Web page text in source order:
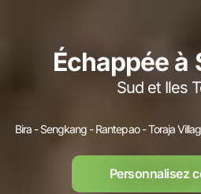
Échappée à
Sud et Iles
Bira - Sengkang - Rantepao - Toraja
Personnalisez